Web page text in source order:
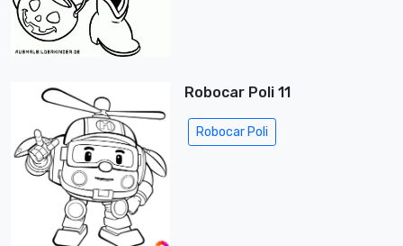
Robocar Poli 11
Robocar Poli